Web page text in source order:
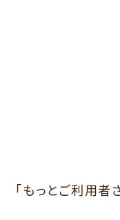
「もっとご利用者